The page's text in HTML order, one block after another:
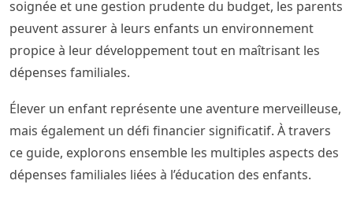
soignée et une gestion prudente du budget, les parents
peuvent assurer à leurs enfants un environnement
propice à leur développement tout en maîtrisant les
dépenses familiales.
Élever un enfant représente une aventure merveilleuse,
mais également un défi financier significatif. À travers
ce guide, explorons ensemble les multiples aspects des
dépenses familiales liées à l’éducation des enfants.